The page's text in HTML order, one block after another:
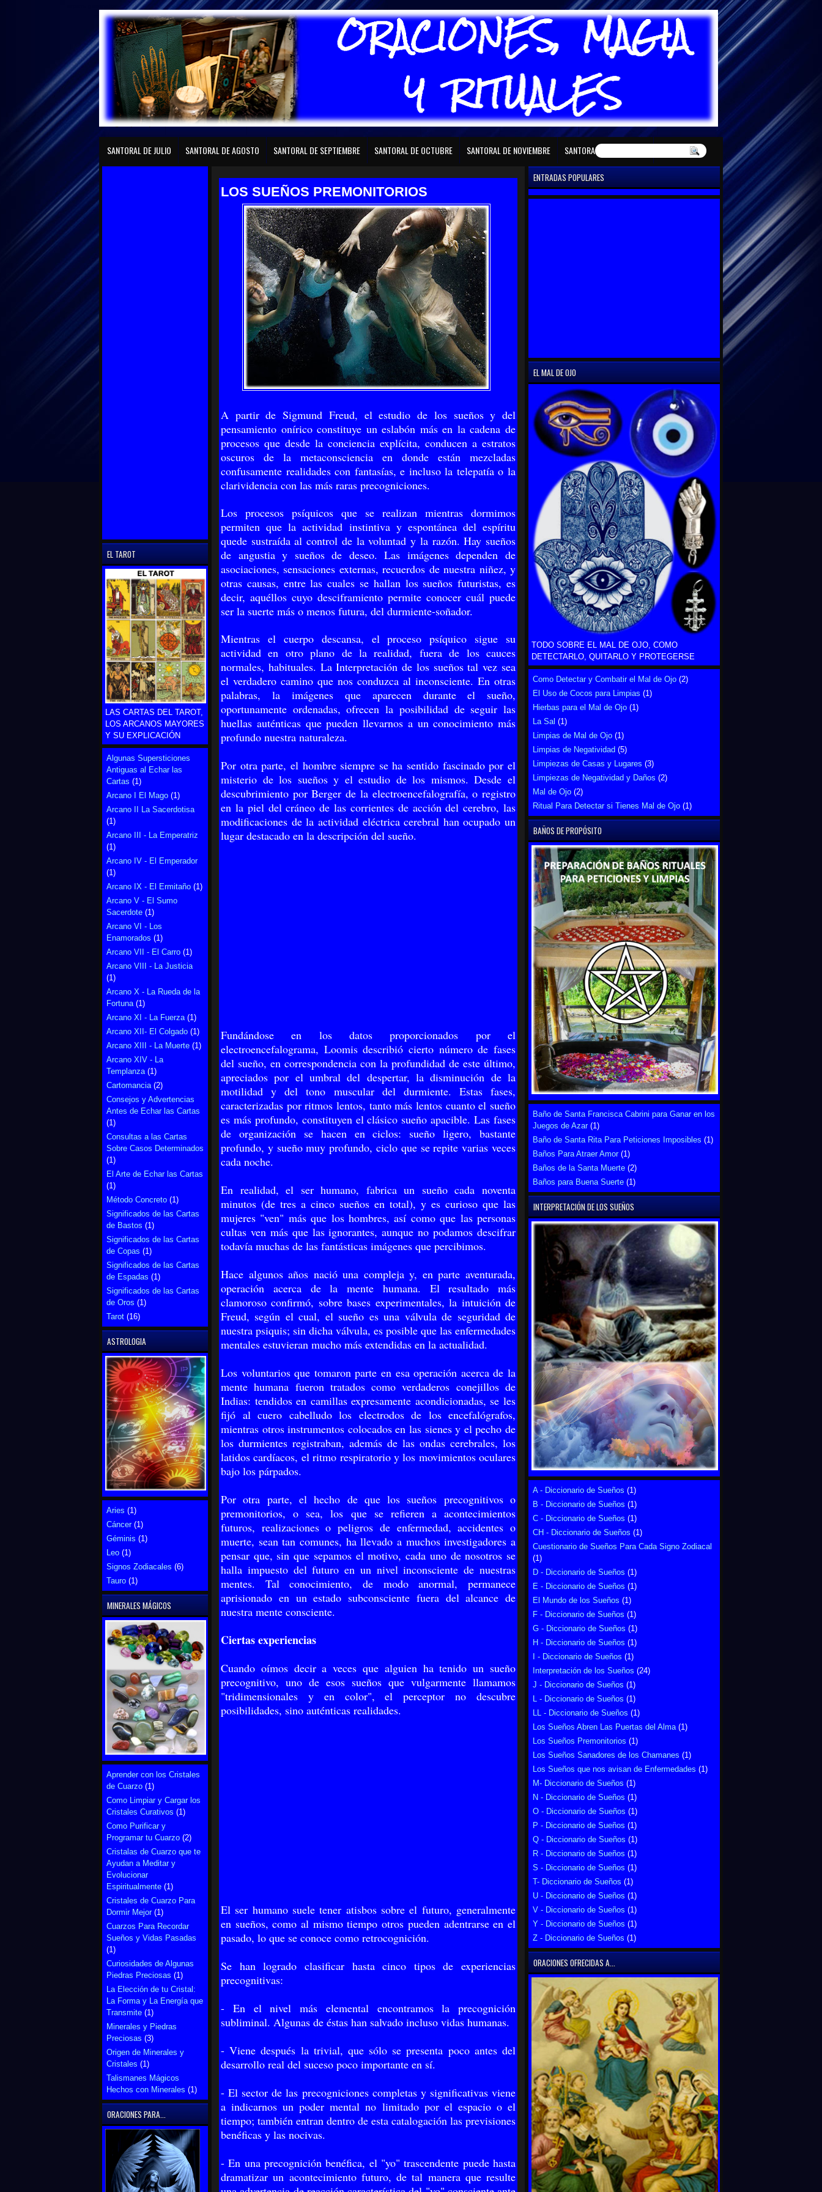
Página principal SANTORAL DE ENERO SANTORAL DE FEBRERO SANTORAL DE MARZO SANTORAL DE ABRIL SANTORAL DE MAYO SANTORAL DE JUNIO
SANTORAL DE JULIO SANTORAL DE AGOSTO SANTORAL DE SEPTIEMBRE SANTORAL DE OCTUBRE SANTORAL DE NOVIEMBRE SANTORAL DE DICIEMBRE
ENTRADAS POPULARES
EL MAL DE OJO
TODO SOBRE EL MAL DE OJO, COMO
DETECTARLO, QUITARLO Y PROTEGERSE
Como Detectar y Combatir el Mal de Ojo (2)
El Uso de Cocos para Limpias (1)
Hierbas para el Mal de Ojo (1)
La Sal (1)
Limpias de Mal de Ojo (1)
Limpias de Negatividad (5)
Limpiezas de Casas y Lugares (3)
Limpiezas de Negatividad y Daños (2)
Mal de Ojo (2)
Ritual Para Detectar si Tienes Mal de Ojo (1)
BAÑOS DE PROPÓSITO
Baño de Santa Francisca Cabrini para Ganar en los
Juegos de Azar (1)
Baño de Santa Rita Para Peticiones Imposibles (1)
Baños Para Atraer Amor (1)
Baños de la Santa Muerte (2)
Baños para Buena Suerte (1)
INTERPRETACIÓN DE LOS SUEÑOS
A - Diccionario de Sueños (1)
B - Diccionario de Sueños (1)
C - Diccionario de Sueños (1)
CH - Diccionario de Sueños (1)
Cuestionario de Sueños Para Cada Signo Zodiacal
(1)
D - Diccionario de Sueños (1)
E - Diccionario de Sueños (1)
El Mundo de los Sueños (1)
F - Diccionario de Sueños (1)
G - Diccionario de Sueños (1)
H - Diccionario de Sueños (1)
I - Diccionario de Sueños (1)
Interpretación de los Sueños (24)
J - Diccionario de Sueños (1)
L - Diccionario de Sueños (1)
LL - Diccionario de Sueños (1)
Los Sueños Abren Las Puertas del Alma (1)
Los Sueños Premonitorios (1)
Los Sueños Sanadores de los Chamanes (1)
Los Sueños que nos avisan de Enfermedades (1)
M- Diccionario de Sueños (1)
N - Diccionario de Sueños (1)
O - Diccionario de Sueños (1)
P - Diccionario de Sueños (1)
Q - Diccionario de Sueños (1)
R - Diccionario de Sueños (1)
S - Diccionario de Sueños (1)
T- Diccionario de Sueños (1)
U - Diccionario de Sueños (1)
V - Diccionario de Sueños (1)
Y - Diccionario de Sueños (1)
Z - Diccionario de Sueños (1)
ORACIONES OFRECIDAS A...
LOS SUEÑOS PREMONITORIOS
A partir de Sigmund Freud, el estudio de los sueños y del
pensamiento onírico constituye un eslabón más en la cadena de
procesos que desde la conciencia explícita, conducen a estratos
oscuros de la metaconsciencia en donde están mezcladas
confusamente realidades con fantasías, e incluso la telepatía o la
clarividencia con las más raras precogniciones.
Los procesos psíquicos que se realizan mientras dormimos
permiten que la actividad instintiva y espontánea del espíritu
quede sustraída al control de la voluntad y la razón. Hay sueños
de angustia y sueños de deseo. Las imágenes dependen de
asociaciones, sensaciones externas, recuerdos de nuestra niñez, y
otras causas, entre las cuales se hallan los sueños futuristas, es
decir, aquéllos cuyo desciframiento permite conocer cuál puede
ser la suerte más o menos futura, del durmiente-soñador.
Mientras el cuerpo descansa, el proceso psíquico sigue su
actividad en otro plano de la realidad, fuera de los cauces
normales, habituales. La Interpretación de los sueños tal vez sea
el verdadero camino que nos conduzca al inconsciente. En otras
palabras, la imágenes que aparecen durante el sueño,
oportunamente ordenadas, ofrecen la posibilidad de seguir las
huellas auténticas que pueden llevarnos a un conocimiento más
profundo nuestra naturaleza.
Por otra parte, el hombre siempre se ha sentido fascinado por el
misterio de los sueños y el estudio de los mismos. Desde el
descubrimiento por Berger de la electroencefalografía, o registro
en la piel del cráneo de las corrientes de acción del cerebro, las
modificaciones de la actividad eléctrica cerebral han ocupado un
lugar destacado en la descripción del sueño.
Fundándose en los datos proporcionados por el
electroencefalograma, Loomis describió cierto número de fases
del sueño, en correspondencia con la profundidad de este último,
apreciados por el umbral del despertar, la disminución de la
motilidad y del tono muscular del durmiente. Estas fases,
caracterizadas por ritmos lentos, tanto más lentos cuanto el sueño
es más profundo, constituyen el clásico sueño apacible. Las fases
de organización se hacen en ciclos: sueño ligero, bastante
profundo, y sueño muy profundo, ciclo que se repite varias veces
cada noche.
En realidad, el ser humano, fabrica un sueño cada noventa
minutos (de tres a cinco sueños en total), y es curioso que las
mujeres "ven" más que los hombres, así como que las personas
cultas ven más que las ignorantes, aunque no podamos descifrar
todavía muchas de las fantásticas imágenes que percibimos.
Hace algunos años nació una compleja y, en parte aventurada,
operación acerca de la mente humana. El resultado más
clamoroso confirmó, sobre bases experimentales, la intuición de
Freud, según el cual, el sueño es una válvula de seguridad de
nuestra psiquis; sin dicha válvula, es posible que las enfermedades
mentales estuvieran mucho más extendidas en la actualidad.
Los voluntarios que tomaron parte en esa operación acerca de la
mente humana fueron tratados como verdaderos conejillos de
Indias: tendidos en camillas expresamente acondicionadas, se les
fijó al cuero cabelludo los electrodos de los encefalógrafos,
mientras otros instrumentos colocados en las sienes y el pecho de
los durmientes registraban, además de las ondas cerebrales, los
latidos cardíacos, el ritmo respiratorio y los movimientos oculares
bajo los párpados.
Por otra parte, el hecho de que los sueños precognitivos o
premonitorios, o sea, los que se refieren a acontecimientos
futuros, realizaciones o peligros de enfermedad, accidentes o
muerte, sean tan comunes, ha llevado a muchos investigadores a
pensar que, sin que sepamos el motivo, cada uno de nosotros se
halla impuesto del futuro en un nivel inconsciente de nuestras
mentes. Tal conocimiento, de modo anormal, permanece
aprisionado en un estado subconsciente fuera del alcance de
nuestra mente consciente.
Ciertas experiencias
Cuando oímos decir a veces que alguien ha tenido un sueño
precognitivo, uno de esos sueños que vulgarmente llamamos
"tridimensionales y en color", el perceptor no descubre
posibilidades, sino auténticas realidades.
El ser humano suele tener atisbos sobre el futuro, generalmente
en sueños, como al mismo tiempo otros pueden adentrarse en el
pasado, lo que se conoce como retrocognición.
Se han logrado clasificar hasta cinco tipos de experiencias
precognitivas:
- En el nivel más elemental encontramos la precognición
subliminal. Algunas de éstas han salvado incluso vidas humanas.
- Viene después la trivial, que sólo se presenta poco antes del
desarrollo real del suceso poco importante en sí.
- El sector de las precogniciones completas y significativas viene
a indicarnos un poder mental no limitado por el espacio o el
tiempo; también entran dentro de esta catalogación las previsiones
benéficas y las nocivas.
- En una precognición benéfica, el "yo" trascendente puede hasta
dramatizar un acontecimiento futuro, de tal manera que resulte
EL TAROT
LAS CARTAS DEL TAROT,
LOS ARCANOS MAYORES
Y SU EXPLICACIÓN
Algunas Supersticiones
Antiguas al Echar las
Cartas (1)
Arcano I El Mago (1)
Arcano II La Sacerdotisa
(1)
Arcano III - La Emperatriz
(1)
Arcano IV - El Emperador
(1)
Arcano IX - El Ermitaño (1)
Arcano V - El Sumo
Sacerdote (1)
Arcano VI - Los
Enamorados (1)
Arcano VII - El Carro (1)
Arcano VIII - La Justicia
(1)
Arcano X - La Rueda de la
Fortuna (1)
Arcano XI - La Fuerza (1)
Arcano XII- El Colgado (1)
Arcano XIII - La Muerte (1)
Arcano XIV - La
Templanza (1)
Cartomancia (2)
Consejos y Advertencias
Antes de Echar las Cartas
(1)
Consultas a las Cartas
Sobre Casos Determinados
(1)
El Arte de Echar las Cartas
(1)
Método Concreto (1)
Significados de las Cartas
de Bastos (1)
Significados de las Cartas
de Copas (1)
Significados de las Cartas
de Espadas (1)
Significados de las Cartas
de Oros (1)
Tarot (16)
ASTROLOGIA
Aries (1)
Cáncer (1)
Géminis (1)
Leo (1)
Signos Zodiacales (6)
Tauro (1)
MINERALES MÁGICOS
Aprender con los Cristales
de Cuarzo (1)
Como Limpiar y Cargar los
Cristales Curativos (1)
Como Purificar y
Programar tu Cuarzo (2)
Cristalas de Cuarzo que te
Ayudan a Meditar y
Evolucionar
Espiritualmente (1)
Cristales de Cuarzo Para
Dormir Mejor (1)
Cuarzos Para Recordar
Sueños y Vidas Pasadas
(1)
Curiosidades de Algunas
Piedras Preciosas (1)
La Elección de tu Cristal:
La Forma y La Energía que
Transmite (1)
Minerales y Piedras
Preciosas (3)
Origen de Minerales y
Cristales (1)
Talismanes Mágicos
Hechos con Minerales (1)
ORACIONES PARA...